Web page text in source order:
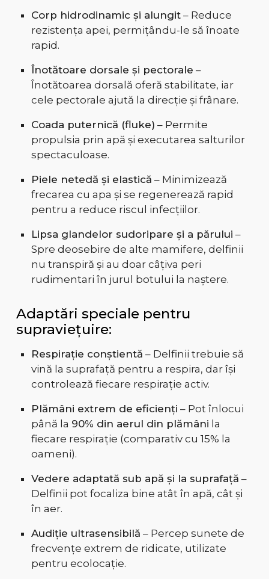
Corp hidrodinamic și alungit– Reduce
rezistența apei, permițându-le să înoate
rapid.
Înotătoare dorsale și pectorale –
Înotătoarea dorsală oferă stabilitate, iar
cele pectorale ajută la direcție și frânare.
Coada puternică (fluke) – Permite
propulsia prin apă și executarea salturilor
spectaculoase.
Piele netedă și elastică – Minimizează
frecarea cu apa și se regenerează rapid
pentru a reduce riscul infecțiilor.
Lipsa glandelor sudoripare și a părului –
Spre deosebire de alte mamifere, delfinii
nu transpiră și au doar câțiva peri
rudimentari în jurul botului la naștere.
Adaptări speciale pentru
supraviețuire:
Respirație conștientă – Delfinii trebuie să
vină la suprafață pentru a respira, dar își
controlează fiecare respirație activ.
Plămâni extrem de eficienți – Pot înlocui
până la 90% din aerul din plămâni la
fiecare respirație (comparativ cu 15% la
oameni).
Vedere adaptată sub apă și la suprafață –
Delfinii pot focaliza bine atât în apă, cât și
în aer.
Audiție ultrasensibilă – Percep sunete de
frecvențe extrem de ridicate, utilizate
pentru ecolocație.